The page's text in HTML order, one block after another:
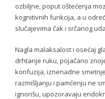
ozbiljne, poput oštećenja
kognitivnih funkcija, a u
slučajevima čak i srčanog
Nagla malaksalost i osećaj
drhtanje ruku, pojačano
konfuzija, iznenadne
razmišljanju i pamćenju ne
ignorišu, upozoravaju